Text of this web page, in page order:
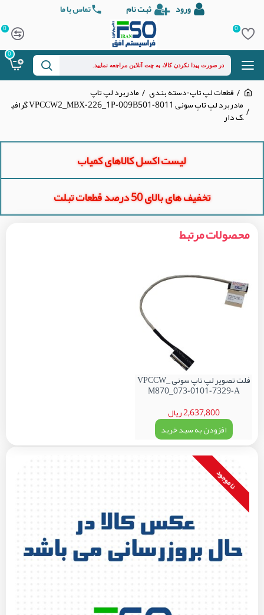
ورود ثبت نام تماس با ما
0
0
0
قطعات لپ تاپ-دسته بندی مادربرد لپ تاپ
مادربرد لپ تاپ سونی VPCCW2_MBX-226_1P-009B501-8011 گرافی
ک دار
لیست اکسل کالاهای کمیاب
تخفیف های بالای 50 درصد قطعات تبلت
محصولات مرتبط
فلت تصویر لپ تاپ سونی VPCCW_
M870_073-0101-7329-A
2,637,800 ریال
افزودن به سبد خرید
نا موجود